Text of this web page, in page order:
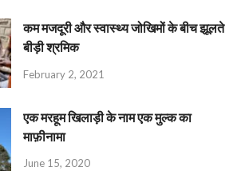
कम मजदूरी और स्वास्थ्य जोखिमों के बीच झूलते
बीड़ी श्रमिक
February 2, 2021
एक मरहूम खिलाड़ी के नाम एक मुल्क का
माफ़ीनामा
June 15, 2020